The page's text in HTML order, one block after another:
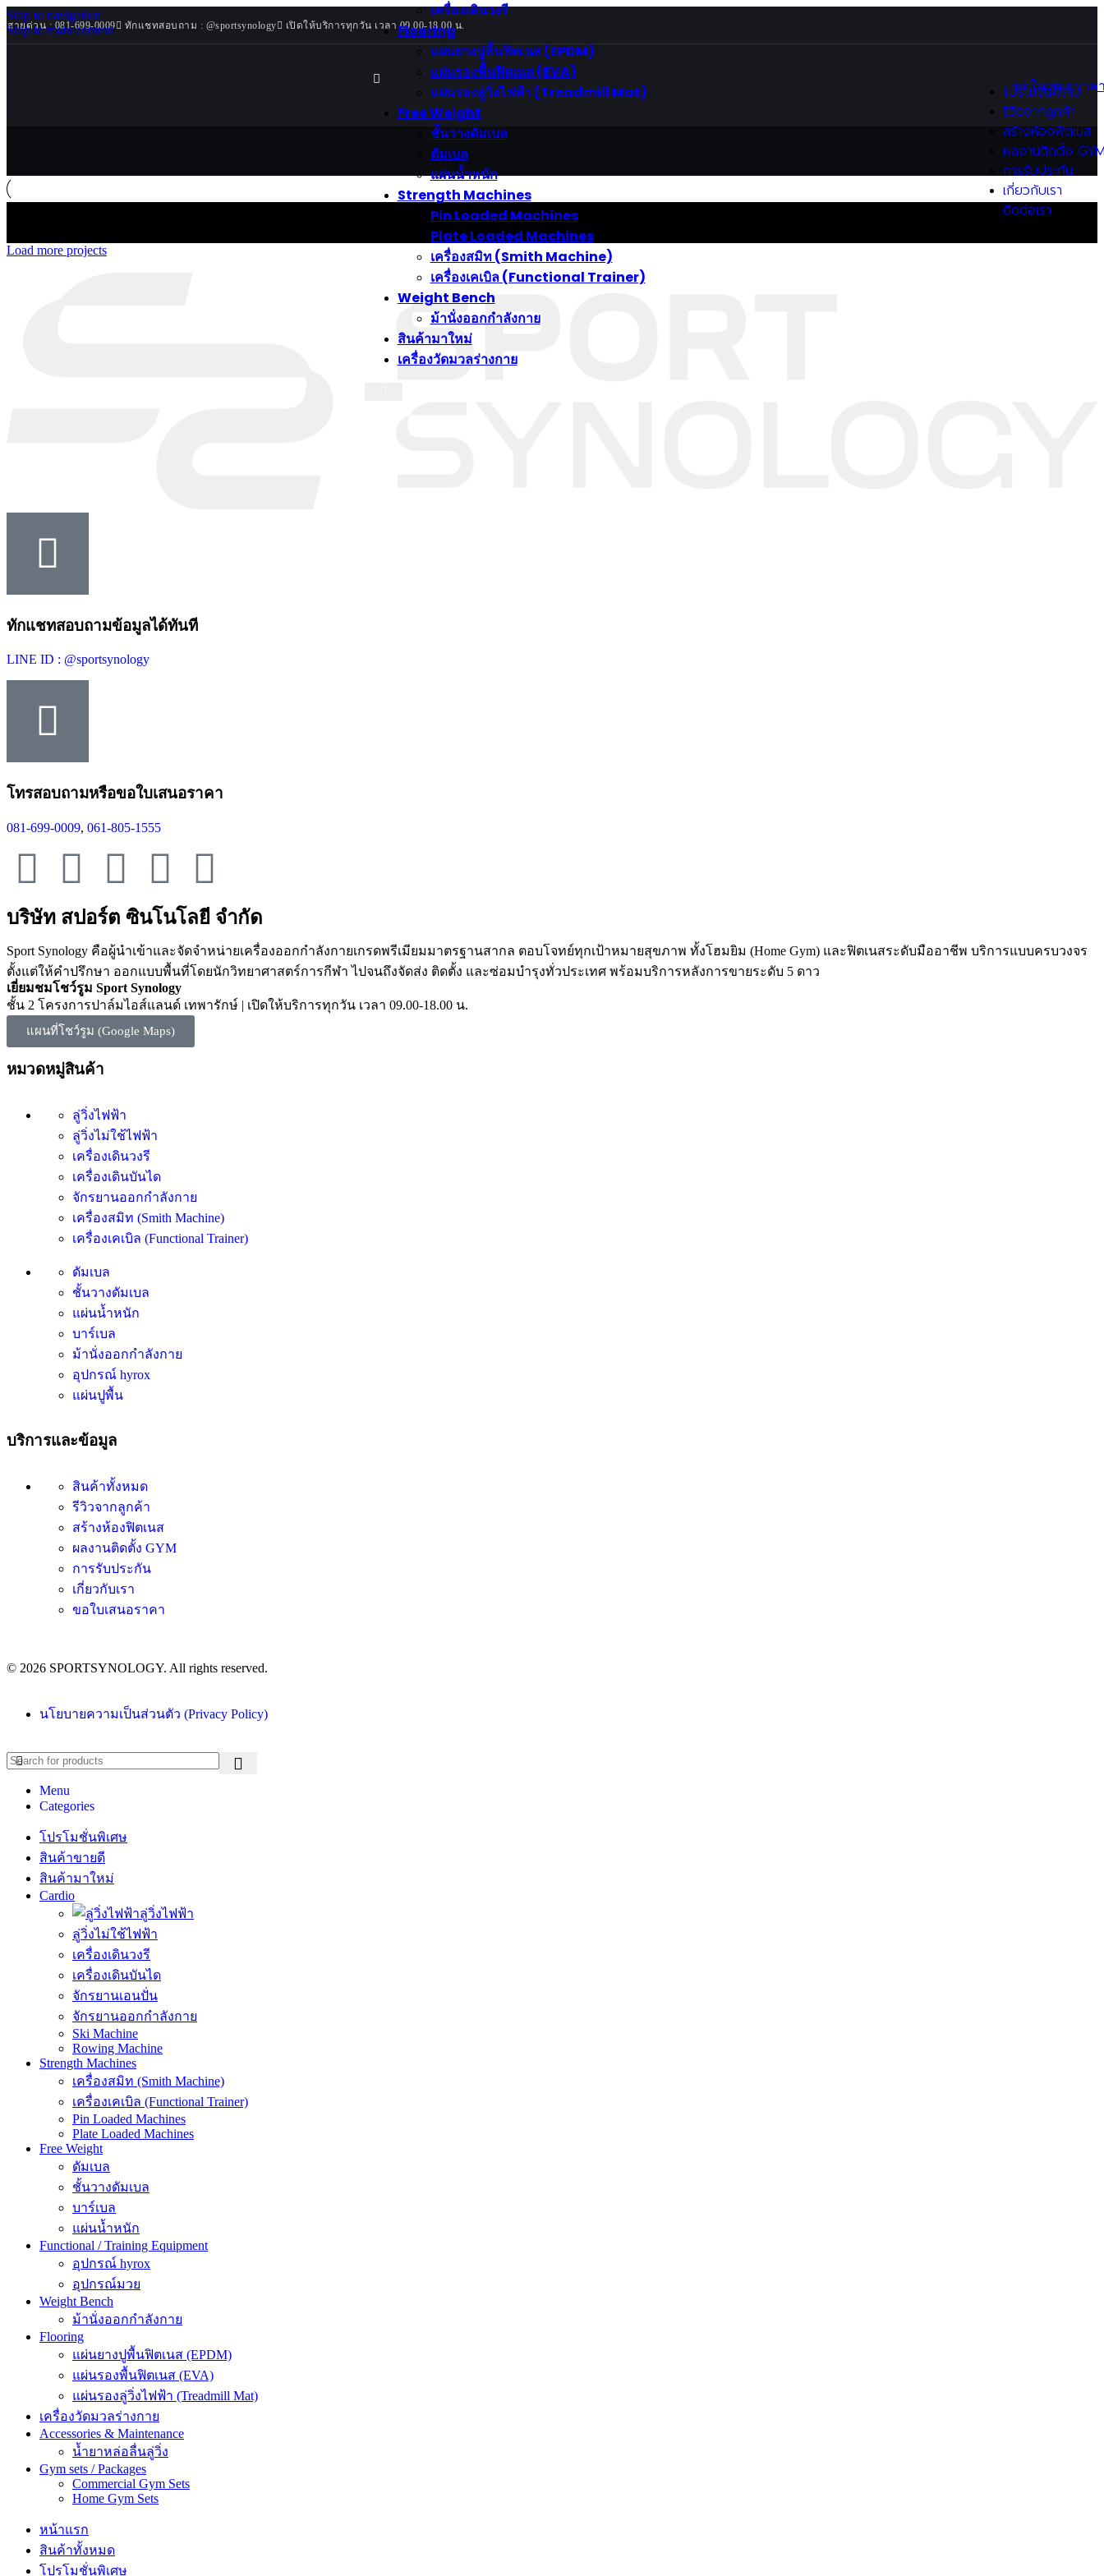
Skip to navigation
Skip to main content
สายด่วน : 081-699-0009 ทักแชทสอบถาม : @sportsynology เปิดให้บริการทุกวัน เวลา 09.00-18.00 น.
เครื่องเดินวงรี
Flooring
แผ่นยางปูพื้นฟิตเนส (EPDM)
แผ่นรองพื้นฟิตเนส (EVA)
แผ่นรองลู่วิ่งไฟฟ้า (Treadmill Mat)
Free Weight
ชั้นวางดัมเบล
ดัมเบล
แผ่นน้ำหนัก
Strength Machines
Pin Loaded Machines
Plate Loaded Machines
เครื่องสมิท (Smith Machine)
เครื่องเคเบิล (Functional Trainer)
Weight Bench
ม้านั่งออกกำลังกาย
สินค้ามาใหม่
เครื่องวัดมวลร่างกาย
ขอใบเสนอราค
Sport
Synology
Cardio
ลู่วิ่งไฟฟ้า
เครื่องเดินวงรี
เครื่องเดินบันได
จักรยานออกกำลังกาย
เครื่อง Rowing Machine
เครื่อง Ski Machine
Weight Bench
เครื่องวัดมวลร่างกาย
เครื่องสมิท (Smith
Machine)
เครื่องเคเบิล (Functional
ชั้นวางดัมเบล
บาร์เบล
แผ่นน้ำหนัก
Accessories &
Maintenance
Equipment
(Treadmill Mat)
Home Gym Sets
โปรโมชั่นพิเศษ
รีวิวจากลูกค้า
สร้างห้องฟิตเนส
ผลงานติดตั้ง
การรับประกัน
เกี่ยวกับเรา
ติดต่อเรา
ออกแบบและติดตั้งฟิตเนส โครงการคอนโดหรู ย่านสุขุมวิท
Load more projects
ทักแชทสอบถามข้อมูลได้ทันที
LINE ID : @sportsynology
โทรสอบถามหรือขอใบเสนอราคา
081-699-0009, 061-805-1555
บริษัท สปอร์ต ซินโนโลยี จำกัด
Sport Synology คือผู้นำเข้าและจัดจำหน่ายเครื่องออกกำลังกายเกรดพรีเมียมมาตรฐานสากล ตอบโจทย์ทุกเป้าหมายสุขภาพ ทั้งโฮมยิม (Home Gym) และฟิตเนสระดับมืออาชีพ บริการแบบครบวงจร
ตั้งแต่ให้คำปรึกษา ออกแบบพื้นที่โดยนักวิทยาศาสตร์การกีฬา ไปจนถึงจัดส่ง ติดตั้ง และซ่อมบำรุงทั่วประเทศ พร้อมบริการหลังการขายระดับ 5 ดาว
เยี่ยมชมโชว์รูม Sport Synology
ชั้น 2 โครงการปาล์มไอส์แลนด์ เทพารักษ์ | เปิดให้บริการทุกวัน เวลา 09.00-18.00 น.
แผนที่โชว์รูม (Google Maps)
หมวดหมู่สินค้า
ลู่วิ่งไฟฟ้า
ลู่วิ่งไม่ใช้ไฟฟ้า
เครื่องเดินวงรี
เครื่องเดินบันได
จักรยานออกกำลังกาย
เครื่องสมิท (Smith Machine)
เครื่องเคเบิล (Functional Trainer)
ดัมเบล
ชั้นวางดัมเบล
แผ่นน้ำหนัก
บาร์เบล
ม้านั่งออกกำลังกาย
อุปกรณ์ hyrox
แผ่นปูพื้น
บริการและข้อมูล
สินค้าทั้งหมด
รีวิวจากลูกค้า
สร้างห้องฟิตเนส
ผลงานติดตั้ง GYM
การรับประกัน
เกี่ยวกับเรา
ขอใบเสนอราคา
© 2026 SPORTSYNOLOGY. All rights reserved.
นโยบายความเป็นส่วนตัว (Privacy Policy)
Menu
Categories
โปรโมชั่นพิเศษ
สินค้าขายดี
สินค้ามาใหม่
Cardio
ลู่วิ่งไฟฟ้า
ลู่วิ่งไม่ใช้ไฟฟ้า
เครื่องเดินวงรี
เครื่องเดินบันได
จักรยานเอนปั่น
จักรยานออกกำลังกาย
Ski Machine
Rowing Machine
Strength Machines
เครื่องสมิท (Smith Machine)
เครื่องเคเบิล (Functional Trainer)
Pin Loaded Machines
Plate Loaded Machines
Free Weight
ดัมเบล
ชั้นวางดัมเบล
บาร์เบล
แผ่นน้ำหนัก
Functional / Training Equipment
อุปกรณ์ hyrox
อุปกรณ์มวย
Weight Bench
ม้านั่งออกกำลังกาย
Flooring
แผ่นยางปูพื้นฟิตเนส (EPDM)
แผ่นรองพื้นฟิตเนส (EVA)
แผ่นรองลู่วิ่งไฟฟ้า (Treadmill Mat)
เครื่องวัดมวลร่างกาย
Accessories & Maintenance
น้ำยาหล่อลื่นลู่วิ่ง
Gym sets / Packages
Commercial Gym Sets
Home Gym Sets
หน้าแรก
สินค้าทั้งหมด
โปรโมชั่นพิเศษ